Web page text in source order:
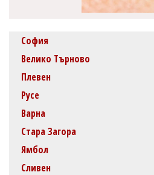
София
Велико Търново
Плевен
Русе
Варна
Стара Загора
Ямбол
Сливен